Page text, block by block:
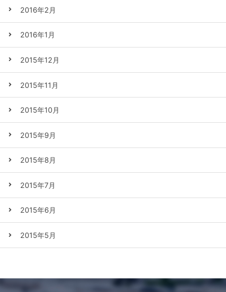
2016年2月
2016年1月
2015年12月
2015年11月
2015年10月
2015年9月
2015年8月
2015年7月
2015年6月
2015年5月